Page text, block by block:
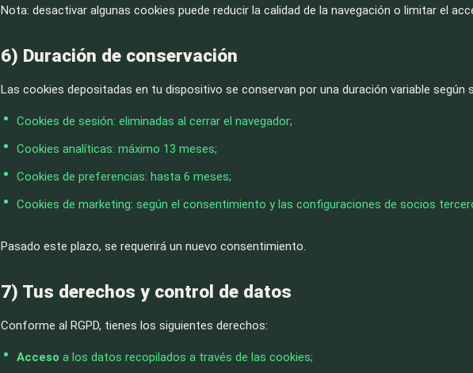
Nota: desactivar algunas cookies puede reducir la calidad de la navegación o limitar el
6) Duración de conservación
Las cookies depositadas en tu dispositivo se conservan por una duración variable según
Cookies de sesión: eliminadas al cerrar el navegador;
Cookies analíticas: máximo 13 meses;
Cookies de preferencias: hasta 6 meses;
Cookies de marketing: según el consentimiento y las configuraciones de socios
Pasado este plazo, se requerirá un nuevo consentimiento.
7) Tus derechos y control de datos
Conforme al RGPD, tienes los siguientes derechos:
Acceso a los datos recopilados a través de las cookies;